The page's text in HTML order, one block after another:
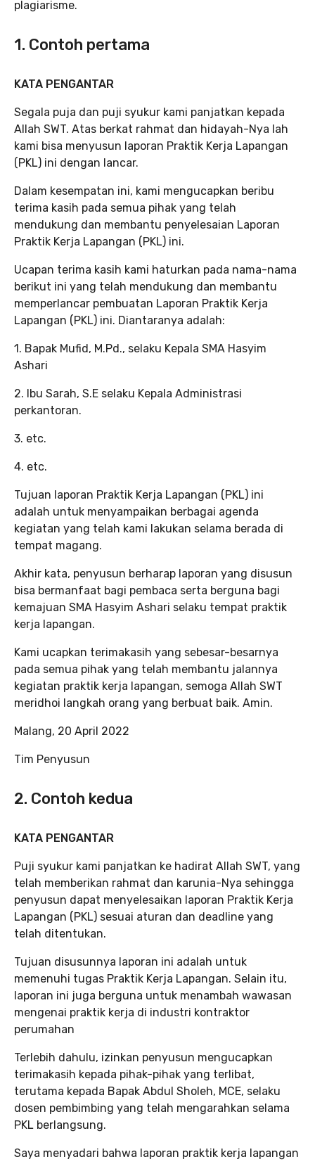
plagiarisme.
1. Contoh pertama
KATA PENGANTAR
Segala puja dan puji syukur kami panjatkan kepada
Allah SWT. Atas berkat rahmat dan hidayah-Nya lah
kami bisa menyusun laporan Praktik Kerja Lapangan
(PKL) ini dengan lancar.
Dalam kesempatan ini, kami mengucapkan beribu
terima kasih pada semua pihak yang telah
mendukung dan membantu penyelesaian Laporan
Praktik Kerja Lapangan (PKL) ini.
Ucapan terima kasih kami haturkan pada nama-nama
berikut ini yang telah mendukung dan membantu
memperlancar pembuatan Laporan Praktik Kerja
Lapangan (PKL) ini. Diantaranya adalah:
1. Bapak Mufid, M.Pd., selaku Kepala SMA Hasyim
Ashari
2. Ibu Sarah, S.E selaku Kepala Administrasi
perkantoran.
3. etc.
4. etc.
Tujuan laporan Praktik Kerja Lapangan (PKL) ini
adalah untuk menyampaikan berbagai agenda
kegiatan yang telah kami lakukan selama berada di
tempat magang.
Akhir kata, penyusun berharap laporan yang disusun
bisa bermanfaat bagi pembaca serta berguna bagi
kemajuan SMA Hasyim Ashari selaku tempat praktik
kerja lapangan.
Kami ucapkan terimakasih yang sebesar-besarnya
pada semua pihak yang telah membantu jalannya
kegiatan praktik kerja lapangan, semoga Allah SWT
meridhoi langkah orang yang berbuat baik. Amin.
Malang, 20 April 2022
Tim Penyusun
2. Contoh kedua
KATA PENGANTAR
Puji syukur kami panjatkan ke hadirat Allah SWT, yang
telah memberikan rahmat dan karunia-Nya sehingga
penyusun dapat menyelesaikan laporan Praktik Kerja
Lapangan (PKL) sesuai aturan dan deadline yang
telah ditentukan.
Tujuan disusunnya laporan ini adalah untuk
memenuhi tugas Praktik Kerja Lapangan. Selain itu,
laporan ini juga berguna untuk menambah wawasan
mengenai praktik kerja di industri kontraktor
perumahan
Terlebih dahulu, izinkan penyusun mengucapkan
terimakasih kepada pihak-pihak yang terlibat,
terutama kepada Bapak Abdul Sholeh, MCE, selaku
dosen pembimbing yang telah mengarahkan selama
PKL berlangsung.
Saya menyadari bahwa laporan praktik kerja lapangan